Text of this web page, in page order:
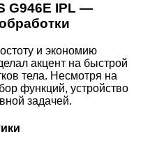
G946E IPL —
и экономию
акцент на быстрой
тела. Несмотря на
функций, устройство
задачей.